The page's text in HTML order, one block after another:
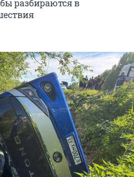
разбираются в